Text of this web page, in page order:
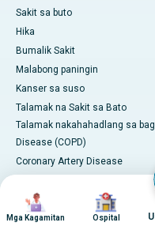
Sakit sa buto
Hika
Bumalik Sakit
Malabong paningin
Kanser sa suso
Talamak na Sakit sa Bato
Talamak nakahahadlang sa
Disease (COPD)
Coronary Artery Disease
Himatay
Sakit ng Gastroesophageal
Imahen
Mga Kagamitan
Imahen
Ospital